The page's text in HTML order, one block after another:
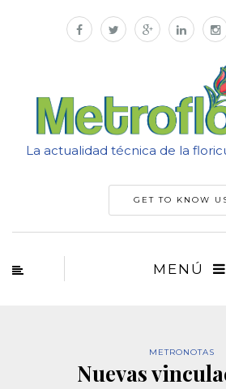
La actualidad técnica de la
GET TO KNOW
MENÚ
METRONOTAS
Nuevas